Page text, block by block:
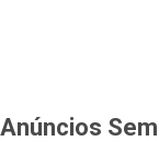
Anúncios